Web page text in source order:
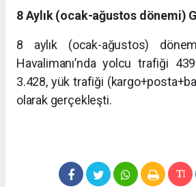
8 Aylık (ocak-ağustos dönemi)
8 aylık (ocak-ağustos)
Havalimanı’nda yolcu trafiği
3.428, yük trafiği
olarak gerçekleşti.